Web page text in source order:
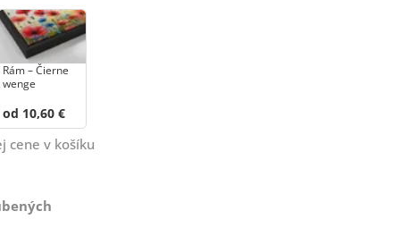
Rám – Čierne
wenge
od 10,60 €
cene v košíku